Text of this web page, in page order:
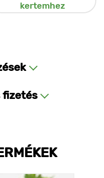
kertemhez
fizetés